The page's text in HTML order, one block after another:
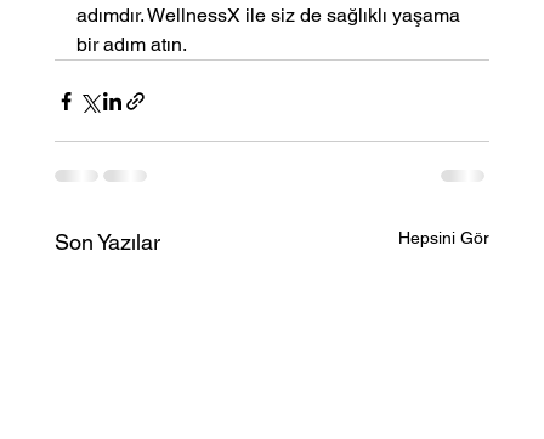
adımdır. WellnessX ile siz de sağlıklı yaşama
bir adım atın.
Son Yazılar Hepsini Gör